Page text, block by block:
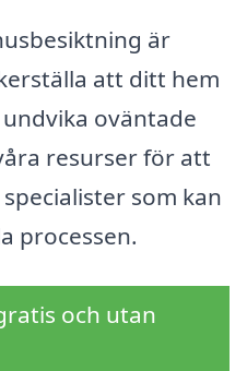
är
att ditt hem
oväntade
resurser för att
som kan
processen.
och utan